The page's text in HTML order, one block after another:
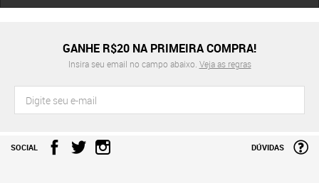
GANHE R$20 NA PRIMEIRA COMPRA!
Insira seu email no campo abaixo. Veja as regras
SOCIAL DÚVIDAS